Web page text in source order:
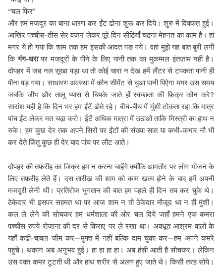
“चल फिर”
और हम मजदूर का बाना धारण कर ईंट ढोना शुरू कर दिये। शुरु में दिक्कत हुई।
आखिर पच्चीस-तीस सेर वजन लेकर पूरे दिन सीढियाँ चढना मेहनत का काम है। हां
मगर ये हो गया कि शाम तक हम इसकी आदत पङ गये। वहां मुझे यह बात बुरी लगी
किगंग-धरापर मजदूरों के पीने के लिए पानी तक का मुकम्मल इंतज़ाम नहीं है।
दोपहर में जब नल सूखा पड़ा था तो कोई चारा न देख हमें लैंटर से टपकता पानी ही
पीना पड़ गया। साधारण अवस्था में कौन सीमेंट से चुआ पानी पिऐगा मगर उस समय
जबकि जीभ और तालु प्यास से चिपके जाते हों स्वच्छता की फ़िक्र कौन करे?
सारांश यही है कि दिन भर हम ईंटें ढोते रहे। बीच-बीच में मुंशी टोकता रहा कि मात्र
पांच ईंट लेकर मत चढ़ा करो। ईंटें अधिक मात्रा में उठाओ ताकि मिस्त्री का हाथ न
रुके। हम कुछ देर तक अपने सिरों पर ईंटों की संख्या सात या कभी-कभार नौ भी
कर देते किंतु कुछ ही देर बाद पांच पर लौट आते।
दोपहर की तफ़रीह का जिक्र हम न करना चाहेंगे क्योंकि आमतौर पर लोग भोजन के
लिए तफ़रीह लेते हैं। दस तारीख़ की शाम को काम खत्म होने के बाद हमें अपनी
मजदूरी लेनी थी। प्रतिरोज भुगतान की बात हम पहले ही दिन तय कर चुके थे।
ठेकेदार भी इसपर सहमत था पर आज शाम न तो ठेकेदार मौजूद था न ही मुंशी।
कल ले लेने की सोचकर हम धर्मशाला की ओर चल दिये जहाँ हमने एक कमरा
पच्चीस रुपये रोजाना की दर से किराए पर ले रखा था। अवधूत आश्रम वालों के
यहाँ कढी-चावल जीम कर—मुफ़्त में नहीं बल्कि दाम चुका कर—हम अपने कमरे
पहुंचे। थकान अब अनुभव हुई। हा हा हा हा। अब हंसी आती है सोचकर। लेकिन
उस वक्त कमर टुटती थी और हाथ शरीर से अलग हुए जाते थे। किसी तरह सोये।